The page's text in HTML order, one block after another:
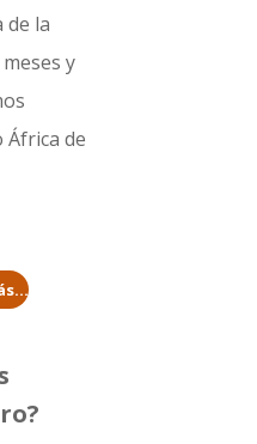
de la
y
África de